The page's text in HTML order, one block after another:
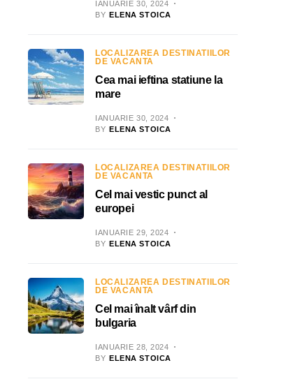
IANUARIE 30, 2024
BY ELENA STOICA
LOCALIZAREA DESTINATIILOR
DE VACANTA
Cea mai ieftina statiune la
mare
IANUARIE 30, 2024
BY ELENA STOICA
LOCALIZAREA DESTINATIILOR
DE VACANTA
Cel mai vestic punct al
europei
IANUARIE 29, 2024
BY ELENA STOICA
LOCALIZAREA DESTINATIILOR
DE VACANTA
Cel mai înalt vârf din
bulgaria
IANUARIE 28, 2024
BY ELENA STOICA